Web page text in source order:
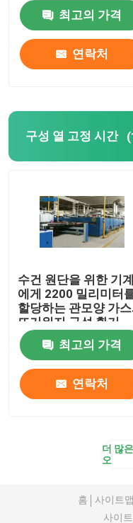
최고의 가격
연락처
구성 열 고정 시간
수건 원단을 위한 기계
에게 2200 밀리미터
할당하는 관모양 가스
뜨거워지 구성 환기
최고의 가격
연락처
더 많
오
홈 사이트맵
사이